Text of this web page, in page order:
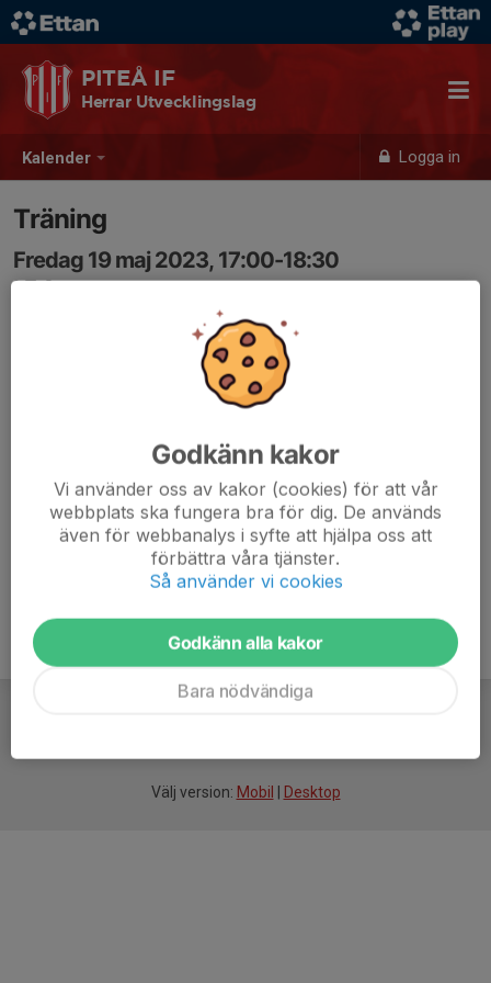
Kalender Logga in
PITEÅ IF
Herrar Utvecklingslag
Träning
Fredag 19 maj 2023, 17:00-18:30
LF Arena
Välj version: Mobil Desktop
Godkänn kakor
Vi använder oss av kakor (cookies) för att vår
webbplats ska fungera bra för dig. De används
även för webbanalys i syfte att hjälpa oss att
förbättra våra tjänster.
Så använder vi cookies
Godkänn alla kakor
Bara nödvändiga